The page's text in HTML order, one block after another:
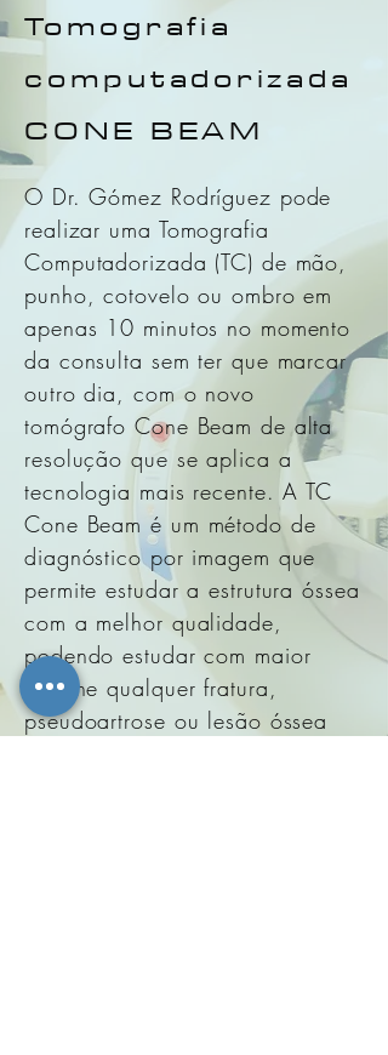
Tomografia
computadorizada
CONE BEAM
O Dr. Gómez Rodríguez pode
realizar uma Tomografia
Computadorizada (TC) de mão,
punho, cotovelo ou ombro em
apenas 10 minutos no momento
da consulta sem ter que marcar
outro dia, com o novo
tomógrafo Cone Beam de alta
resolução que se aplica a
tecnologia mais recente. A TC
Cone Beam é um método de
diagnóstico por imagem que
permite estudar a estrutura óssea
com a melhor qualidade,
podendo estudar com maior
detalhe qualquer fratura,
pseudoartrose ou lesão óssea